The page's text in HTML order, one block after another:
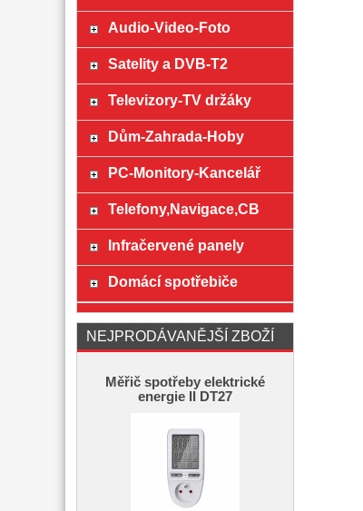
Audio-Video-Foto
Satelity a DVB-T2
Televizory-TV držáky
Dům-Zahrada-Hoby
PC-Monitory-Kancelář
Telefony,Navigace,CB
Infračervené panely
Domácí spotřebiče
NEJPRODÁVANĚJŠÍ ZBOŽÍ
Měřič spotřeby elektrické
energie II DT27